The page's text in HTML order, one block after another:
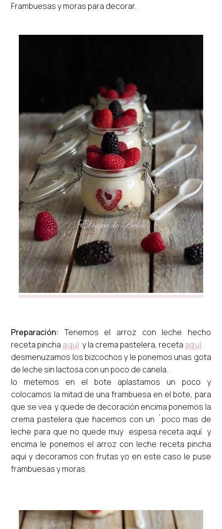
Frambuesas y moras para decorar.
Preparación: Tenemos el arroz con leche hecho
receta pinchaaquí y la crema pastelera, recetaaquí
desmenuzamos los bizcochos y le ponemos unas gota
de leche sin lactosa con un poco de canela.
lo metemos en el bote aplastamos un poco y
colocamos la mitad de una frambuesa en el bote, para
que se vea y quede de decoración encima ponemos la
crema pastelera que hacemos con un `poco mas de
leche para que no quede muy espesa receta aquí y
encima le ponemos el arroz con leche receta pincha
aqui y decoramos con frutas yo en este caso le puse
frambuesas y moras.